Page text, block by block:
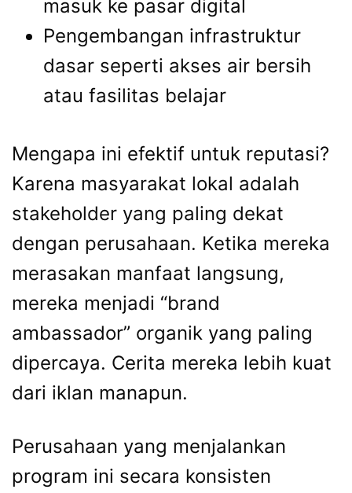
masuk ke pasar digital
Pengembangan infrastruktur
dasar seperti akses air bersih
atau fasilitas belajar
Mengapa ini efektif untuk reputasi?
Karena masyarakat lokal adalah
stakeholder yang paling dekat
dengan perusahaan. Ketika mereka
merasakan manfaat langsung,
mereka menjadi “brand
ambassador” organik yang paling
dipercaya. Cerita mereka lebih kuat
dari iklan manapun.
Perusahaan yang menjalankan
program ini secara konsisten